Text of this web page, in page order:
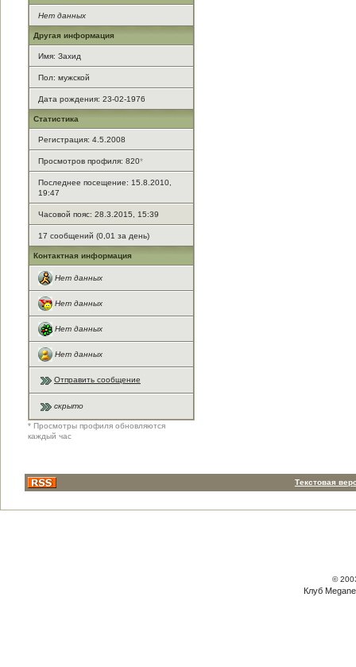
Нет данных
Другая информация
Имя: Захид
Пол: мужской
Дата рождения: 23-02-1976
Статистика
Регистрация: 4.5.2008
Просмотров профиля: 820*
Последнее посещение: 15.8.2010,
19:47
Часовой пояс: 28.3.2015, 15:39
17 сообщений (0,01 за день)
Контактная информация
Нет данных
Нет данных
Нет данных
Нет данных
Отправить сообщение
скрыто
* Просмотры профиля обновляются
каждый час
Текстовая
©
Клуб